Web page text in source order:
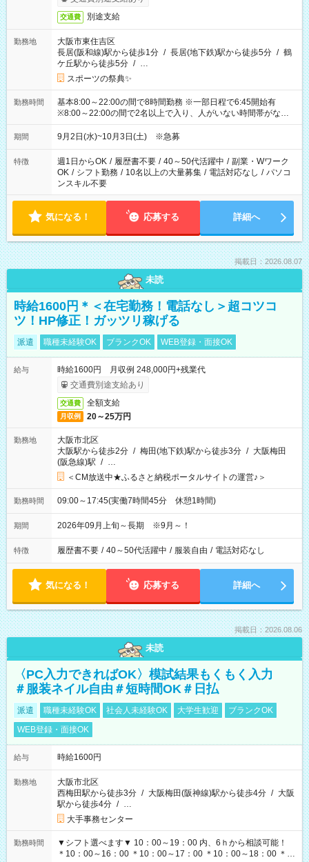
交通費 別途支給
勤務地
大阪市東住吉区
長居(阪和線)駅から徒歩1分 / 長居(地下鉄)駅から徒歩5分 / 鶴
ケ丘駅から徒歩5分 / …
スポーツの祭典✨
勤務時間
基本8:00～22:00の間で8時間勤務 ※一部日程で6:45開始有
※8:00～22:00の間で2名以上で入り、人がいない時間帯がない
ように相方と時間を分け合うイメージです
期間 9月2日(水)~10月3日(土) ※急募
特徴 週1日からOK / 履歴書不要 / 40～50代活躍中 / 副業・Wワーク
OK / シフト勤務 / 10名以上の大量募集 / 電話対応なし / パソコ
ンスキル不要
気になる！ 応募する 詳細へ
掲載日：2026.08.07
未読
時給1600円＊＜在宅勤務！電話なし＞超コツコ
ツ！HP修正！ガッツリ稼げる
派遣 職種未経験OK ブランクOK WEB登録・面接OK
給与
時給1600円 月収例 248,000円+残業代
交通費別途支給あり
交通費 全額支給
月収例 20～25万円
勤務地
大阪市北区
大阪駅から徒歩2分 / 梅田(地下鉄)駅から徒歩3分 / 大阪梅田
(阪急線)駅 / …
＜CM放送中★ふるさと納税ポータルサイトの運営♪＞
勤務時間 09:00～17:45(実働7時間45分 休憩1時間)
期間 2026年09月上旬～長期 ※9月～！
特徴 履歴書不要 / 40～50代活躍中 / 服装自由 / 電話対応なし
気になる！ 応募する 詳細へ
掲載日：2026.08.06
未読
〈PC入力できればOK〉模試結果もくもく入力
＃服装ネイル自由＃短時間OK＃日払
派遣 職種未経験OK 社会人未経験OK 大学生歓迎
ブランクOK
WEB登録・面接OK
給与 時給1600円
勤務地
大阪市北区
西梅田駅から徒歩3分 / 大阪梅田(阪神線)駅から徒歩4分 / 大阪
駅から徒歩4分 / …
大手事務センター
勤務時間
▼シフト選べます▼ 10：00～19：00 内、6ｈから相談可能！
＊10：00～16：00 ＊10：00～17：00 ＊10：00～18：00 ＊